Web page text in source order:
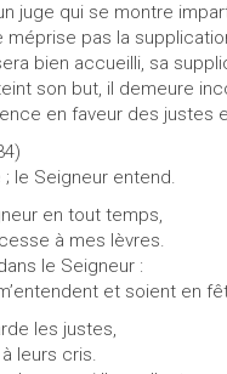
juge qui se montre
méprise pas la
bien accueilli, sa
son but, il demeure
en faveur des justes
; le Seigneur entend.
en tout temps,
à mes lèvres.
le Seigneur :
et soient en
les justes,
leurs cris.